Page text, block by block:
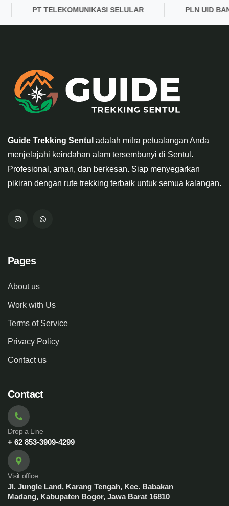
PT TELEKOMUNIKASI SELULAR PLN UID BANTEN
Guide Trekking Sentul adalah mitra petualangan Anda
menjelajahi keindahan alam tersembunyi di Sentul.
Profesional, aman, dan berkesan. Siap menyegarkan
pikiran dengan rute trekking terbaik untuk semua kalangan.
Pages
About us
Work with Us
Terms of Service
Privacy Policy
Contact us
Contact
Drop a Line
+ 62 853-3909-4299
Visit office
Jl. Jungle Land, Karang Tengah, Kec. Babakan
Madang, Kabupaten Bogor, Jawa Barat 16810